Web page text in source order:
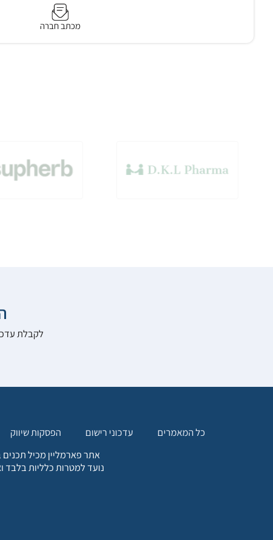
מכתב חברה
לקבלת
כל המאמרים עדכוני רישום הפסקות שיווק
אתר פארמליין מכיל
נועד למטרות כלליות בלבד